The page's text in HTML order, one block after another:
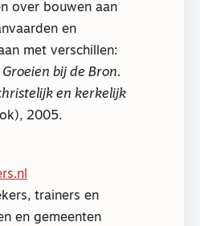
over bouwen aan
en
met verschillen:
Groeien bij de Bron.
en kerkelijk
2005.
trainers en
en gemeenten